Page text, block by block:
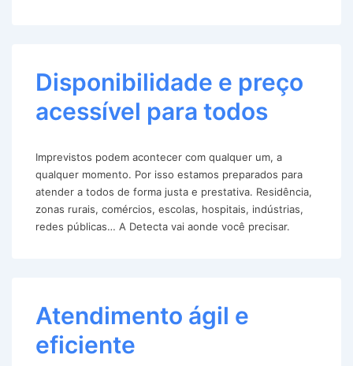
Disponibilidade e preço
acessível para todos
Imprevistos podem acontecer com qualquer um, a
qualquer momento. Por isso estamos preparados para
atender a todos de forma justa e prestativa. Residência,
zonas rurais, comércios, escolas, hospitais, indústrias,
redes públicas… A Detecta vai aonde você precisar.
Atendimento ágil e
eficiente